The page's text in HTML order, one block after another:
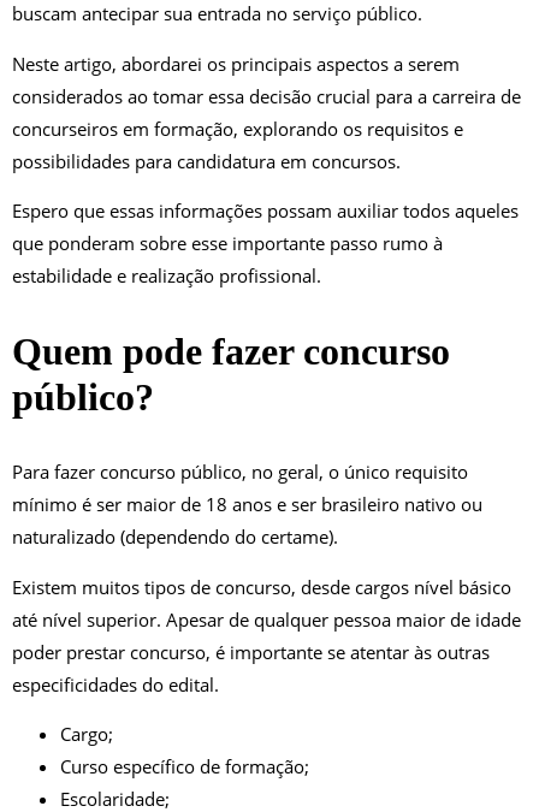
buscam antecipar sua entrada no serviço público.
Neste artigo, abordarei os principais aspectos a serem
considerados ao tomar essa decisão crucial para a carreira de
concurseiros em formação, explorando os requisitos e
possibilidades para candidatura em concursos.
Espero que essas informações possam auxiliar todos aqueles
que ponderam sobre esse importante passo rumo à
estabilidade e realização profissional.
Quem pode fazer concurso
público?
Para fazer concurso público, no geral, o único requisito
mínimo é ser maior de 18 anos e ser brasileiro nativo ou
naturalizado (dependendo do certame).
Existem muitos tipos de concurso, desde cargos nível básico
até nível superior. Apesar de qualquer pessoa maior de idade
poder prestar concurso, é importante se atentar às outras
especificidades do edital.
Cargo;
Curso específico de formação;
Escolaridade;